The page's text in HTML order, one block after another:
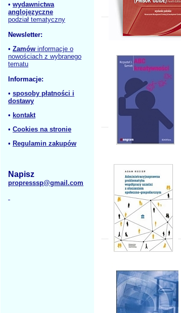
• wydawnictwa
anglojęzyczne
podział tematyczny
Newsletter:
• Zamów informacje o
nowościach z wybranego
tematu
Informacje:
• sposoby płatności i
dostawy
• kontakt
• Cookies na stronie
• Regulamin zakupów
Napisz
propresssp@gmail.com